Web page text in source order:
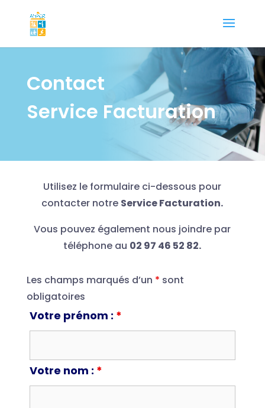
Contact
Service Facturation
Utilisez le formulaire ci-dessous pour
contacter notre Service Facturation.
Vous pouvez également nous joindre par
téléphone au 02 97 46 52 82.
Les champs marqués d’un * sont
obligatoires
Votre prénom : *
Votre nom : *